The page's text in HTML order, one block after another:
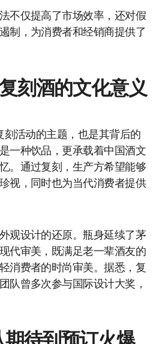
不仅提高了市场效率，还对假
制，为消费者和经销商提供了
刻酒的文化意义
刻活动的主题，也是其背后的
一种饮品，更承载着中国酒文
。通过复刻，生产方希望能够
视，同时也为当代消费者提供
观设计的还原。瓶身延续了茅
代审美，既满足老一辈酒友的
消费者的时尚审美。据悉，复
队曾多次参与国际设计大奖，